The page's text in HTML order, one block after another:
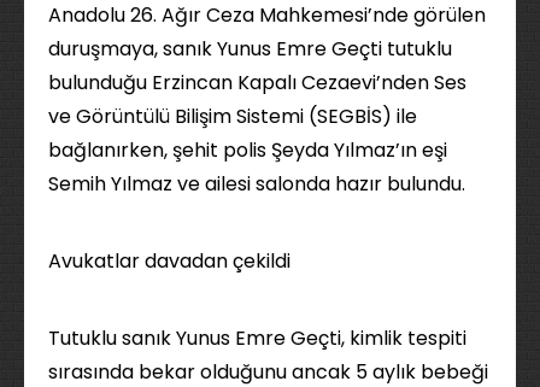
Anadolu 26. Ağır Ceza Mahkemesi’nde görülen
duruşmaya, sanık Yunus Emre Geçti tutuklu
bulunduğu Erzincan Kapalı Cezaevi’nden Ses
ve Görüntülü Bilişim Sistemi (SEGBİS) ile
bağlanırken, şehit polis Şeyda Yılmaz’ın eşi
Semih Yılmaz ve ailesi salonda hazır bulundu.
Avukatlar davadan çekildi
Tutuklu sanık Yunus Emre Geçti, kimlik tespiti
sırasında bekar olduğunu ancak 5 aylık bebeği